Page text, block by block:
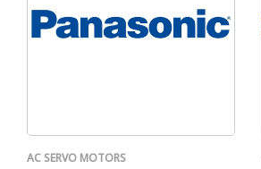
AC SERVO MOTORS